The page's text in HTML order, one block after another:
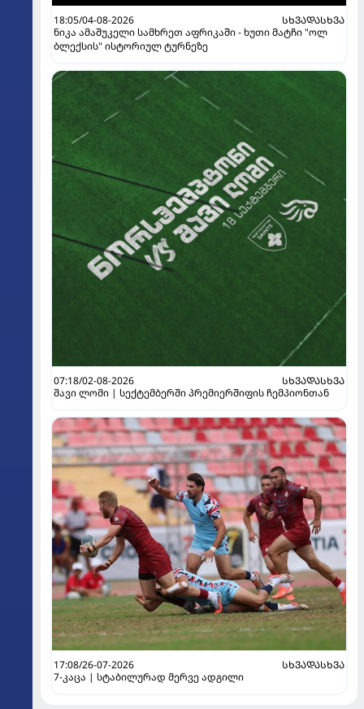
18:05/04-08-2026
ᲡᲮᲕᲐᲓᲐᲡᲮᲕᲐ
ნიკა ამაშუკელი სამხრეთ აფრიკაში - ხუთი მატჩი "ოლ
ბლექსის" ისტორიულ ტურნეზე
07:18/02-08-2026
ᲡᲮᲕᲐᲓᲐᲡᲮᲕᲐ
შავი ლომი | სექტემბერში პრემიერშიფის ჩემპიონთან
17:08/26-07-2026
ᲡᲮᲕᲐᲓᲐᲡᲮᲕᲐ
7-კაცა | სტაბილურად მერვე ადგილი